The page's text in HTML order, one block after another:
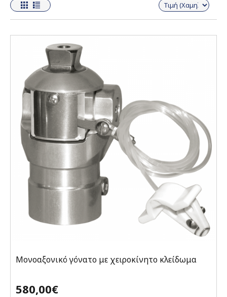
Μονοαξονικό γόνατο με χειροκίνητο κλείδωμα
580,00€